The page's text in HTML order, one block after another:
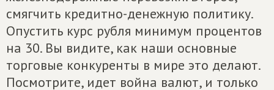
смягчить кредитно-денежную политику.
Опустить курс рубля минимум процентов
на 30. Вы видите, как наши основные
торговые конкуренты в мире это делают.
Посмотрите, идет война валют, и только